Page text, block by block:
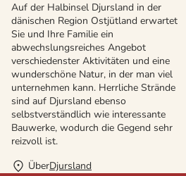
Auf der Halbinsel Djursland in der
dänischen Region Ostjütland erwartet
Sie und Ihre Familie ein
abwechslungsreiches Angebot
verschiedenster Aktivitäten und eine
wunderschöne Natur, in der man viel
unternehmen kann. Herrliche Strände
sind auf Djursland ebenso
selbstverständlich wie interessante
Bauwerke, wodurch die Gegend sehr
reizvoll ist.
ÜberDjursland